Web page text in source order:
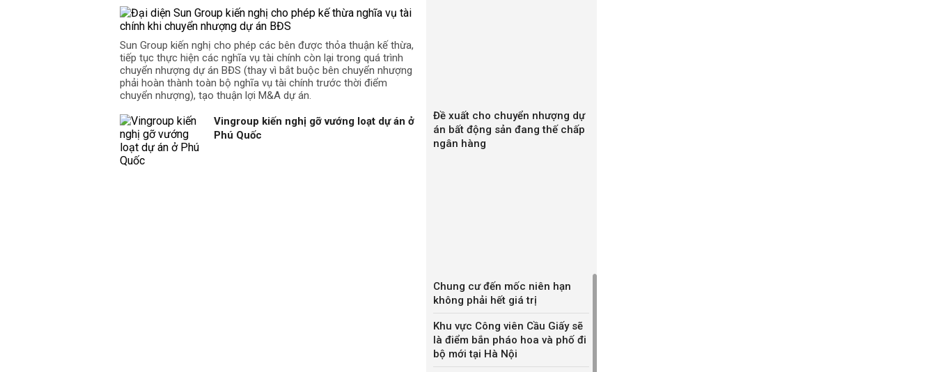
Sun Group kiến nghị cho phép các bên được thỏa thuận kế thừa,
tiếp tục thực hiện các nghĩa vụ tài chính còn lại trong quá trình
chuyển nhượng dự án BĐS (thay vì bắt buộc bên chuyển nhượng
phải hoàn thành toàn bộ nghĩa vụ tài chính trước thời điểm
chuyển nhượng), tạo thuận lợi M&A dự án.
Vingroup kiến nghị gỡ vướng loạt dự án ở
Phú Quốc
Đề xuất cho chuyển nhượng dự
án bất động sản đang thế chấp
ngân hàng
Chung cư đến mốc niên hạn
không phải hết giá trị
Khu vực Công viên Cầu Giấy sẽ
là điểm bắn pháo hoa và phố đi
bộ mới tại Hà Nội